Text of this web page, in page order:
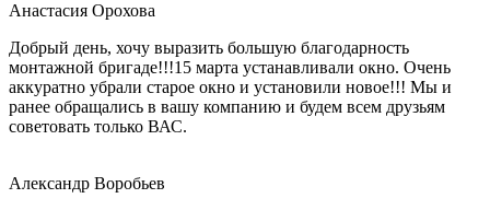
Анастасия Орохова
Добрый день, хочу выразить большую благодарность
монтажной бригаде!!!15 марта устанавливали окно. Очень
аккуратно убрали старое окно и установили новое!!! Мы и
ранее обращались в вашу компанию и будем всем друзьям
советовать только ВАС.
Александр Воробьев